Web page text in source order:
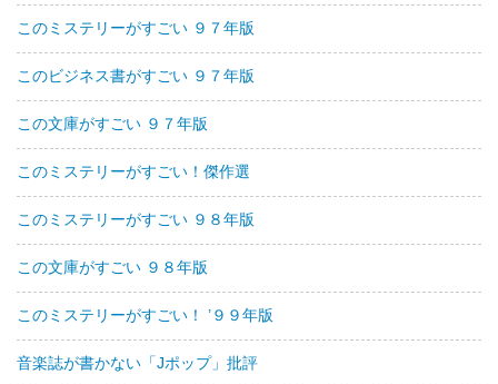
このミステリーがすごい ９７年版
このビジネス書がすごい ９７年版
この文庫がすごい ９７年版
このミステリーがすごい！傑作選
このミステリーがすごい ９８年版
この文庫がすごい ９８年版
このミステリーがすごい！ ’９９年版
音楽誌が書かない「Jポップ」批評